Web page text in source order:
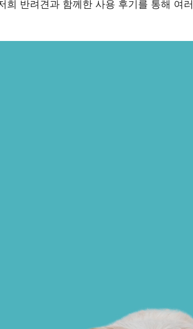
반려견과 함께한 사용 후기를 통해 여